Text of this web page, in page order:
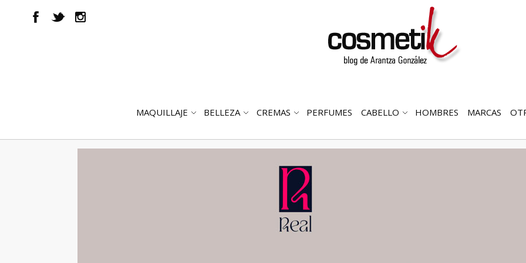
ABRIR
MAQUILLAJE
ABRIR
BELLEZA
ABRIR
CREMAS PERFUMES
ABRIR
CABELLO HOMBRES MARCAS